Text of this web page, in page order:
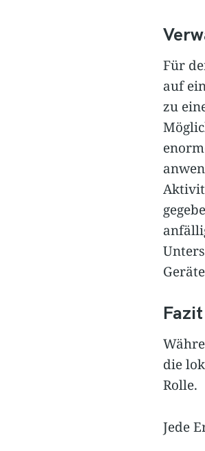
Für
auf
zu
Fazit
die
Rolle.
Jede